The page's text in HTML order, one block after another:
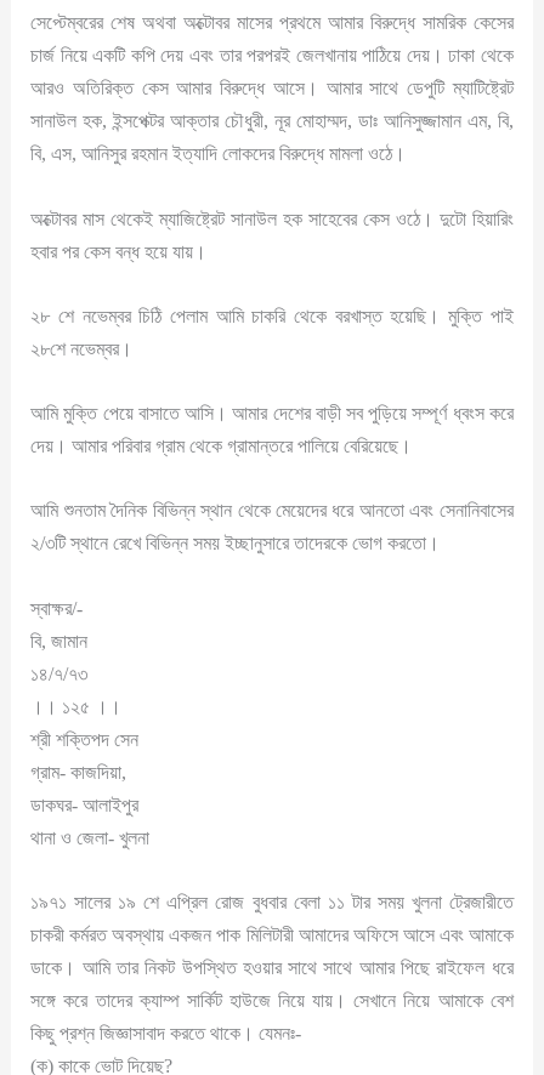
সেপ্টেম্বরের শেষ অথবা অক্টোবর মাসের প্রথমে আমার বিরুদ্ধে সামরিক কেসের
চার্জ নিয়ে একটি কপি দেয় এবং তার পরপরই জেলখানায় পাঠিয়ে দেয়। ঢাকা থেকে
আরও অতিরিক্ত কেস আমার বিরুদ্ধে আসে। আমার সাথে ডেপুটি ম্যাটিষ্ট্রেট
সানাউল হক, ইন্সপেক্টর আক্তার চৌধুরী, নূর মোহাম্মদ, ডাঃ আনিসুজ্জামান এম, বি,
বি, এস, আনিসুর রহমান ইত্যাদি লোকদের বিরুদ্ধে মামলা ওঠে।
অক্টোবর মাস থেকেই ম্যাজিষ্ট্রেট সানাউল হক সাহেবের কেস ওঠে। দুটো হিয়ারিং
হবার পর কেস বন্ধ হয়ে যায়।
২৮ শে নভেম্বর চিঠি পেলাম আমি চাকরি থেকে বরখাস্ত হয়েছি। মুক্তি পাই
২৮শে নভেম্বর।
আমি মুক্তি পেয়ে বাসাতে আসি। আমার দেশের বাড়ী সব পুড়িয়ে সম্পূর্ণ ধ্বংস করে
দেয়। আমার পরিবার গ্রাম থেকে গ্রামান্তরে পালিয়ে বেরিয়েছে।
আমি শুনতাম দৈনিক বিভিন্ন স্থান থেকে মেয়েদের ধরে আনতো এবং সেনানিবাসের
২/৩টি স্থানে রেখে বিভিন্ন সময় ইচ্ছানুসারে তাদেরকে ভোগ করতো।
স্বাক্ষর/-
বি, জামান
১৪/৭/৭৩
।। ১২৫ ।।
শ্রী শক্তিপদ সেন
গ্রাম- কাজদিয়া,
ডাকঘর- আলাইপুর
থানা ও জেলা- খুলনা
১৯৭১ সালের ১৯ শে এপ্রিল রোজ বুধবার বেলা ১১ টার সময় খুলনা ট্রেজারীতে
চাকরী কর্মরত অবস্থায় একজন পাক মিলিটারী আমাদের অফিসে আসে এবং আমাকে
ডাকে। আমি তার নিকট উপস্থিত হওয়ার সাথে সাথে আমার পিছে রাইফেল ধরে
সঙ্গে করে তাদের ক্যাম্প সার্কিট হাউজে নিয়ে যায়। সেখানে নিয়ে আমাকে বেশ
কিছু প্রশ্ন জিজ্ঞাসাবাদ করতে থাকে। যেমনঃ-
(ক) কাকে ভোট দিয়েছ?